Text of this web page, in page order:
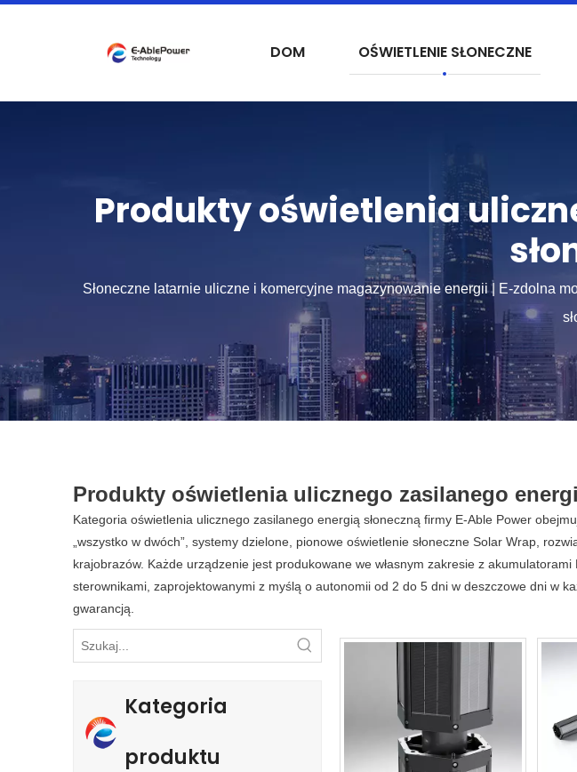
DOM OŚWIETLENIE SŁONECZNE
Produkty oświetlenia
Słoneczne latarnie uliczne i komercyjne magazynowanie energii | E-zdolna
Produkty oświetlenia ulicznego zasilanego
Kategoria oświetlenia ulicznego zasilanego energią słoneczną firmy E-Able Power
„wszystko w dwóch”, systemy dzielone, pionowe oświetlenie słoneczne Solar Wrap,
krajobrazów. Każde urządzenie jest produkowane we własnym zakresie z
sterownikami, zaprojektowanymi z myślą o autonomii od 2 do 5 dni w deszczowe dni w
gwarancją.
Kategoria
produktu